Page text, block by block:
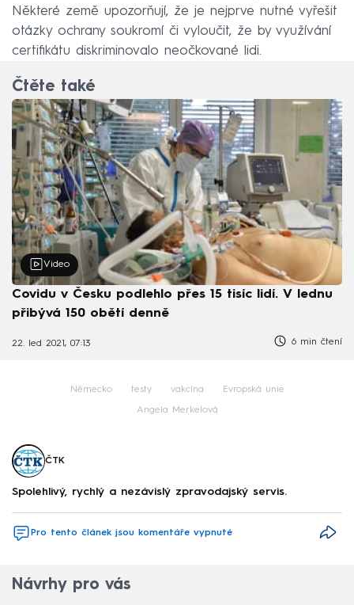
Některé země upozorňují, že je nejprve nutné vyřešit
otázky ochrany soukromí či vyloučit, že by využívání
certifikátu diskriminovalo neočkované lidi.
Čtěte také
Video
Covidu v Česku podlehlo přes 15 tisíc lidí. V lednu
přibývá 150 obětí denně
22. led 2021, 07:13 6 min čtení
Německo testy vakcína Evropská unie
Angela Merkelová
ČTK
Spolehlivý, rychlý a nezávislý zpravodajský servis.
Pro tento článek jsou komentáře vypnuté
Návrhy pro vás